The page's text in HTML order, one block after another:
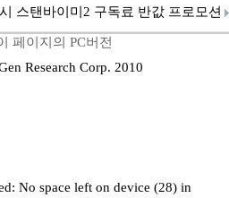
스탠바이미2 구독료 반값 프로모션
페이지의 PC버전
Research Corp. 2010
No space left on device (28) in